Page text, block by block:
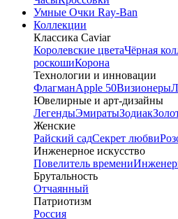
Умные Очки Ray-Ban
Коллекции
Классика Caviar
Королевские цветаЧёрная
роскошиКорона
Технологии и инновации
ФлагманApple 50Визионеры
Ювелирные и арт-дизайны
ЛегендыЭмиратыЗодиак
Женские
Райский садСекрет любви
Инженерное искусство
Повелитель времени
Брутальность
Отчаянный
Патриотизм
Россия